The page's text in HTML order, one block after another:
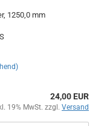
1250,0 mm
24,00 EUR
19% MwSt. zzgl. Versand